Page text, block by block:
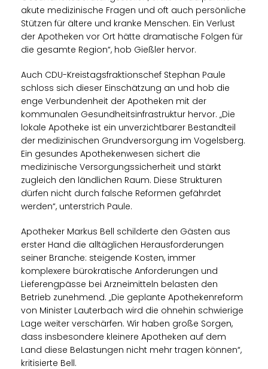
akute medizinische Fragen und oft auch persönliche
Stützen für ältere und kranke Menschen. Ein Verlust
der Apotheken vor Ort hätte dramatische Folgen für
die gesamte Region“, hob Gießler hervor.
Auch CDU-Kreistagsfraktionschef Stephan Paule
schloss sich dieser Einschätzung an und hob die
enge Verbundenheit der Apotheken mit der
kommunalen Gesundheitsinfrastruktur hervor. „Die
lokale Apotheke ist ein unverzichtbarer Bestandteil
der medizinischen Grundversorgung im Vogelsberg.
Ein gesundes Apothekenwesen sichert die
medizinische Versorgungssicherheit und stärkt
zugleich den ländlichen Raum. Diese Strukturen
dürfen nicht durch falsche Reformen gefährdet
werden“, unterstrich Paule.
Apotheker Markus Bell schilderte den Gästen aus
erster Hand die alltäglichen Herausforderungen
seiner Branche: steigende Kosten, immer
komplexere bürokratische Anforderungen und
Lieferengpässe bei Arzneimitteln belasten den
Betrieb zunehmend. „Die geplante Apothekenreform
von Minister Lauterbach wird die ohnehin schwierige
Lage weiter verschärfen. Wir haben große Sorgen,
dass insbesondere kleinere Apotheken auf dem
Land diese Belastungen nicht mehr tragen können“,
kritisierte Bell.